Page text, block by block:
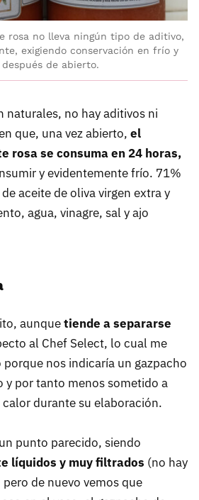
rosa no lleva ningún tipo de aditivo,
exigiendo conservación en frío y
de abierto.
naturales, no hay aditivos ni
que, una vez abierto, el
rosa se consuma en 24 horas,
y evidentemente frío. 71%
aceite de oliva virgen extra y
agua, vinagre, sal y ajo
aunquetiende a separarse
al Chef Select, lo cual me
nos indicaría un gazpacho
y por tanto menos sometido a
durante su elaboración.
punto parecido, siendo
líquidos y muy filtrados (no hay
de nuevo vemos que